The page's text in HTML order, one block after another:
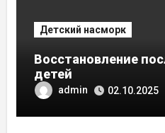
Детский насморк
Восстановление
детей
admin 02.10.2025